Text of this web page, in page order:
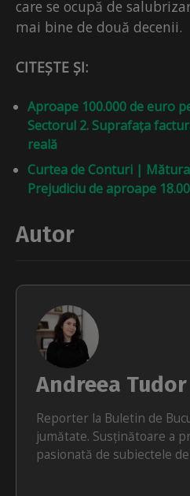
care se ocupă de
mai bine de două decenii.
CITEȘTE ȘI:
Aproape 100.000 de euro
Sectorul 2. Suprafața
reală
Curtea de Conturi |
Prejudiciu de aproape
Autor
Andreea Tudor
Reporter la Buletin de
jumătate. Susținătoare a
pasionată de subiectele